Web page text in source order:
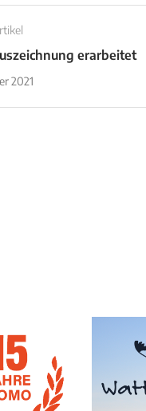
erarbeitet
2021